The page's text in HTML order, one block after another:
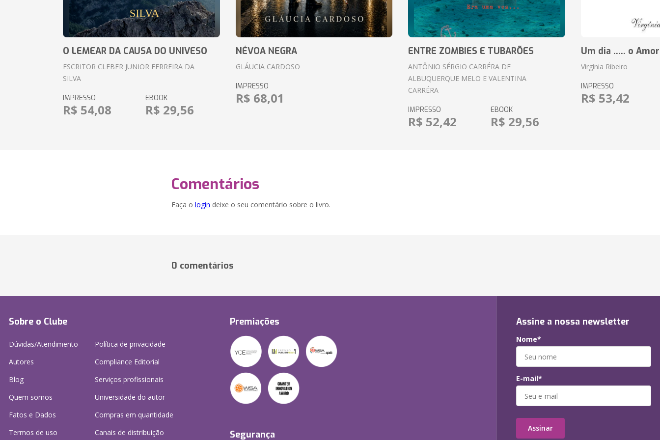
O LEMEAR DA CAUSA DO UNIVESO
ESCRITOR CLEBER JUNIOR FERREIRA DA
SILVA
IMPRESSO
R$ 54,08
EBOOK
R$ 29,56
NÉVOA NEGRA
GLÁUCIA CARDOSO
IMPRESSO
R$ 68,01
ENTRE ZOMBIES E TUBARÕES
ANTÔNIO SÉRGIO CARRÉRA DE
ALBUQUERQUE MELO E VALENTINA
CARRÉRA
IMPRESSO
R$ 52,42
EBOOK
R$ 29,56
Um dia ..... o Amor
Virgínia Ribeiro
IMPRESSO
R$ 53,42
Comentários
Faça o login deixe o seu comentário sobre o livro.
0 comentários
Sobre o Clube
Dúvidas/Atendimento
Autores
Blog
Quem somos
Fatos e Dados
Termos de uso
Política de privacidade
Compliance Editorial
Serviços profissionais
Universidade do autor
Compras em quantidade
Canais de distribuição
Premiações
Segurança
Assine a nossa newsletter
Nome*
E-mail*
Assinar